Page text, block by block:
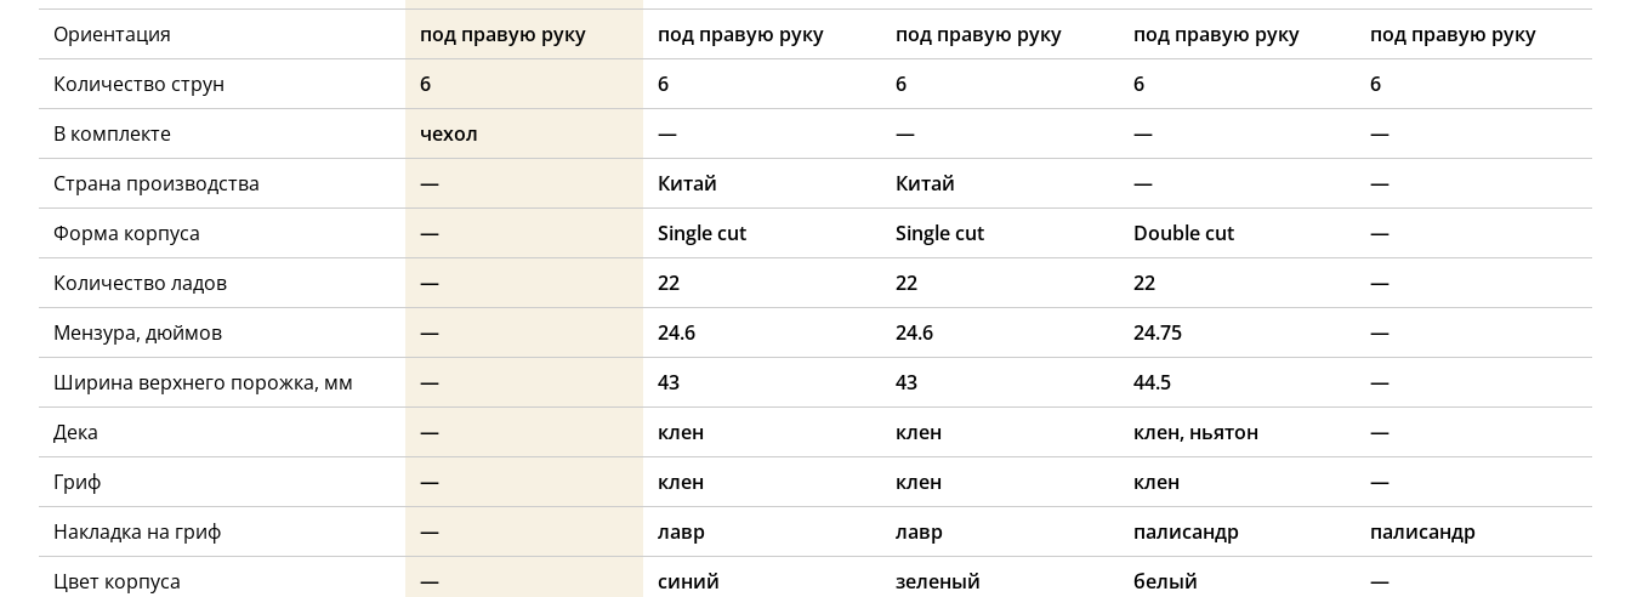
Ориентация
под правую руку под правую руку под правую руку под правую руку
под правую руку
Количество струн
6 6 6 6
6
В комплекте
чехол — — —
—
Страна производства
— Китай Китай —
—
Форма корпуса
— Single cut Single cut Double cut
—
Количество ладов
— 22 22 22
—
Мензура, дюймов
— 24.6 24.6 24.75
—
Ширина верхнего порожка, мм
— 43 43 44.5
—
Дека
— клен клен клен, ньятон
—
Гриф
— клен клен клен
—
Накладка на гриф
— лавр лавр палисандр
палисандр
Цвет корпуса
— синий зеленый белый
—